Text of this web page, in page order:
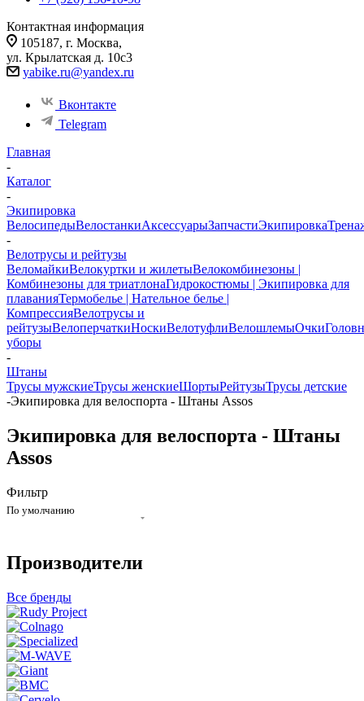
Контактная информация
105187, г. Москва,
ул. Крылатская д. 10с3
yabike.ru@yandex.ru
Вконтакте
Telegram
Главная
-
Каталог
-
Экипировка
ВелосипедыВелостанкиАксессуарыЗапчастиЭкипировка
-
Велотрусы и рейтузы
ВеломайкиВелокуртки и жилетыВелокомбинезоны |
Комбинезоны для триатлонаГидрокостюмы | Экипировка для
плаванияТермобелье | Нательное белье |
КомпрессияВелотрусы и
рейтузыВелоперчаткиНоскиВелотуфлиВелошлемыОчки
уборы
-
Штаны
Трусы мужскиеТрусы женскиеШортыРейтузыТрусы детские
-Экипировка для велоспорта - Штаны Assos
Экипировка для велоспорта - Штаны
Assos
Фильтр
По умолчанию
Производители
Все бренды